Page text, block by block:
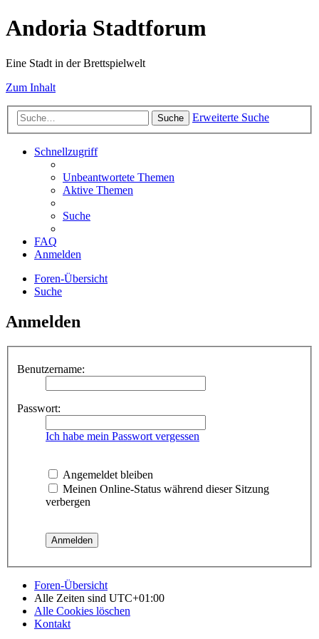
Andoria Stadtforum
Eine Stadt in der Brettspielwelt
Zum Inhalt
Suche Erweiterte Suche
Schnellzugriff
Unbeantwortete Themen
Aktive Themen
Suche
FAQ
Anmelden
Foren-Übersicht
Suche
Anmelden
Benutzername:
Passwort:
Ich habe mein Passwort vergessen
Angemeldet bleiben
Meinen Online-Status während dieser Sitzung
verbergen
Foren-Übersicht
Alle Zeiten sind UTC+01:00
Alle Cookies löschen
Kontakt